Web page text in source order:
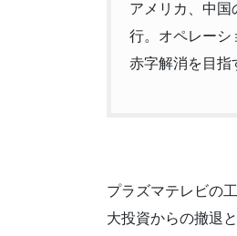
アメリカ、中国
行。オペレーシ
赤字解消を目指
プラズマテレビの
大投資からの撤退